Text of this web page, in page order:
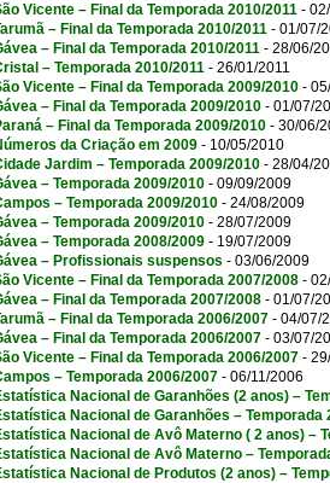
Vicente – Final da Temporada 2010/2011 -
– Final da Temporada 2010/2011 - 01/07/
– Final da Temporada 2010/2011 - 28/06/
– Temporada 2010/2011 - 26/01/2011
Vicente – Final da Temporada 2009/2010 -
– Final da Temporada 2009/2010 - 01/07/
– Final da Temporada 2009/2010 - 30/06/
da Criação em 2009 - 10/05/2010
Jardim – Temporada 2009/2010 - 28/04/
– Temporada 2009/2010 - 09/09/2009
– Temporada 2009/2010 - 24/08/2009
– Temporada 2009/2010 - 28/07/2009
– Temporada 2008/2009 - 19/07/2009
– Profissionais suspensos - 03/06/2009
Vicente – Final da Temporada 2007/2008 -
– Final da Temporada 2007/2008 - 01/07/
– Final da Temporada 2006/2007 - 04/07/
– Final da Temporada 2006/2007 - 03/07/
Vicente – Final da Temporada 2006/2007 -
– Temporada 2006/2007 - 06/11/2006
Nacional de Garanhões (2 anos) –
Nacional de Garanhões – Temporada
Nacional de Avô Materno ( 2 anos) –
Nacional de Avô Materno –
Nacional de Produtos (2 anos) –